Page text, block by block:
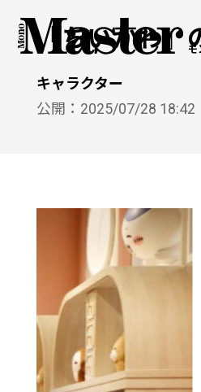
モ
『ちいかわ』
キャラクター
公開： 2025/07/28 18:42